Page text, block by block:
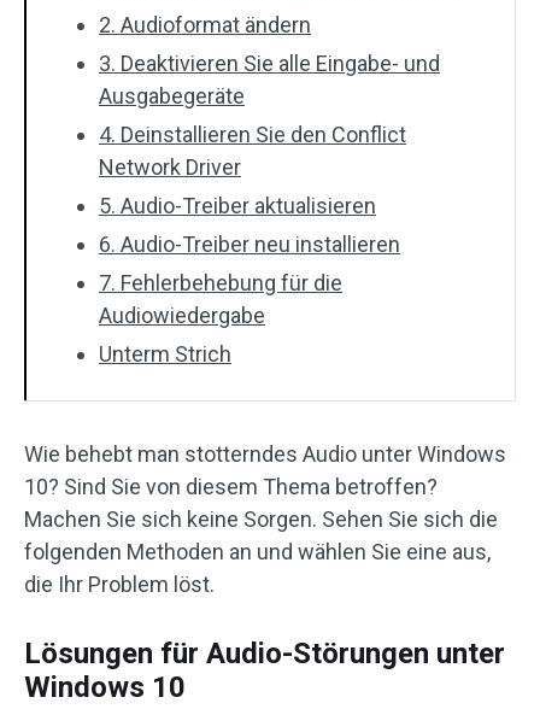
Stapelverarbeitung
Ohne Wasserzeichen
2. Audioformat ändern
3. Deaktivieren Sie alle Eingabe- und
Ausgabegeräte
4. Deinstallieren Sie den Conflict
Network Driver
5. Audio-Treiber aktualisieren
6. Audio-Treiber neu installieren
7. Fehlerbehebung für die
Audiowiedergabe
Unterm Strich
Wie behebt man stotterndes Audio unter Windows
10? Sind Sie von diesem Thema betroffen?
Machen Sie sich keine Sorgen. Sehen Sie sich die
folgenden Methoden an und wählen Sie eine aus,
die Ihr Problem löst.
Lösungen für Audio-Störungen unter
Windows 10